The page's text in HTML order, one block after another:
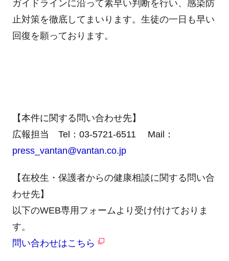
ガイドラインに沿って素早い判断を行い、感染防
止対策を徹底してまいります。生徒の一日も早い
回復を願っております。
【本件に関する問い合わせ先】
広報担当 Tel：03-5721-6511 Mail：
press_vantan@vantan.co.jp
【在校生・保護者からの健康相談に関する問い合
わせ先】
以下のWEB専用フォームより受け付けておりま
す。
問い合わせはこちら